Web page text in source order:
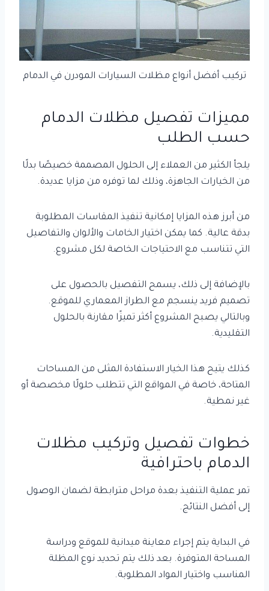
تركيب أفضل أنواع مظلات السيارات المودرن في الدمام
مميزات تفصيل مظلات الدمام
حسب الطلب
يلجأ الكثير من العملاء إلى الحلول المصممة خصيصًا بدلًا
من الخيارات الجاهزة، وذلك لما توفره من مزايا عديدة.
من أبرز هذه المزايا إمكانية تنفيذ المقاسات المطلوبة
بدقة عالية. كما يمكن اختيار الخامات والألوان والتفاصيل
التي تتناسب مع الاحتياجات الخاصة لكل مشروع.
بالإضافة إلى ذلك، يسمح التفصيل بالحصول على
تصميم فريد ينسجم مع الطراز المعماري للموقع.
وبالتالي يصبح المشروع أكثر تميزًا مقارنة بالحلول
التقليدية.
كذلك يتيح هذا الخيار الاستفادة المثلى من المساحات
المتاحة، خاصة في المواقع التي تتطلب حلولًا مخصصة أو
غير نمطية.
خطوات تفصيل وتركيب مظلات
الدمام باحترافية
تمر عملية التنفيذ بعدة مراحل مترابطة لضمان الوصول
إلى أفضل النتائج.
في البداية يتم إجراء معاينة ميدانية للموقع ودراسة
المساحة المتوفرة. بعد ذلك يتم تحديد نوع المظلة
المناسب واختيار المواد المطلوبة.